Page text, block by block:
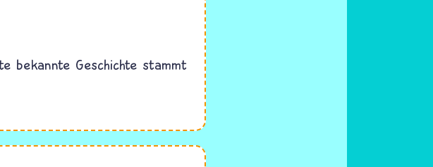
bekannte Geschichte stammt